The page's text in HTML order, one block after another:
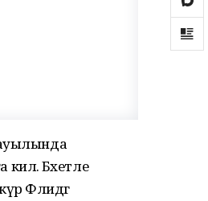
килә. Бәхетле
Флидәгә